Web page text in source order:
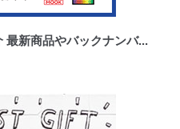
最新商品やバックナンバ...